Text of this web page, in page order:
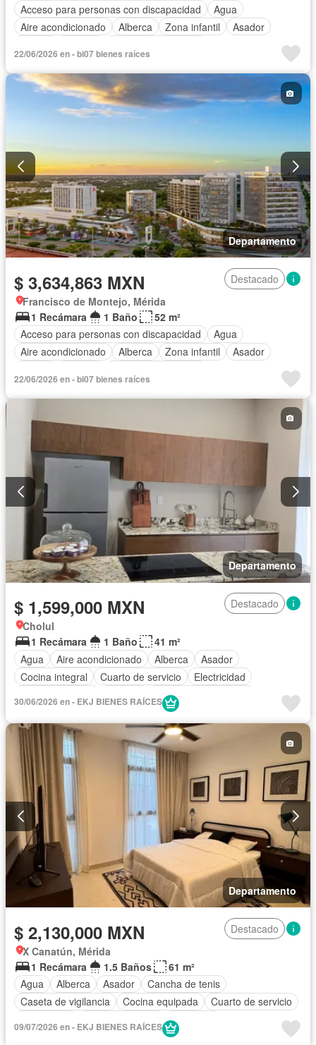
Acceso para personas con discapacidad
Agua
Aire acondicionado
Alberca Zona infantil
Asador
Circuito cerrado de televisión
Cocina equipada
Cocina integral
Conserje
Cuarto de Limpieza
Electricidad
Elevador Estacionamiento
Gimnasio
Jardín Despacho
Recámara con closet
Vista panorámica
Wifi
Zonas verdes
22/06/2026 en - bi07 bienes raíces
Departamento
$ 3,634,863 MXN
Destacado
Francisco de Montejo, Mérida
1 Recámara
1 Baño
52 m²
Acceso para personas con discapacidad
Agua
Aire acondicionado
Alberca Zona infantil
Asador
Circuito cerrado de televisión
Cocina equipada
Electricidad
Elevador
Internet
Recámara con closet
Sala polivalente
Seguridad
Vista panorámica
Wifi
Zonas verdes
22/06/2026 en - bi07 bienes raíces
Departamento
$ 1,599,000 MXN
Destacado
Cholul
1 Recámara
1 Baño
41 m²
Agua
Aire acondicionado Alberca
Asador
Cocina integral
Cuarto de servicio
Electricidad
Recámara con closet
Zonas verdes Sin amueblar
30/06/2026 en - EKJ BIENES RAÍCES
Departamento
$ 2,130,000 MXN
Destacado
X Canatún, Mérida
1 Recámara
1.5 Baños
61 m²
Agua
Alberca Asador
Cancha de tenis
Caseta de vigilancia
Cocina equipada
Cuarto de servicio
Estacionamiento
Gimnasio
Sala polivalente
09/07/2026 en - EKJ BIENES RAÍCES